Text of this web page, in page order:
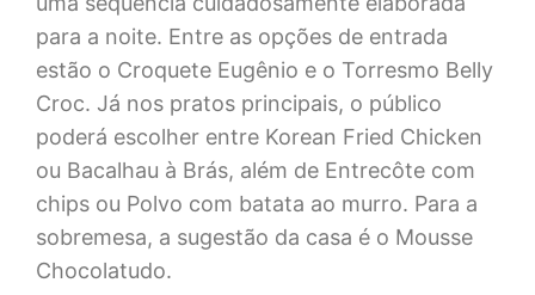
para a noite. Entre as opções de entrada
estão o Croquete Eugênio e o Torresmo Belly
Croc. Já nos pratos principais, o público
poderá escolher entre Korean Fried Chicken
ou Bacalhau à Brás, além de Entrecôte com
chips ou Polvo com batata ao murro. Para a
sobremesa, a sugestão da casa é o Mousse
Chocolatudo.